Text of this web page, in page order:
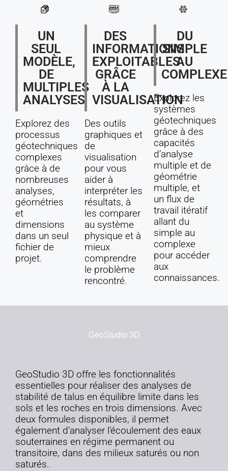
UN
SEUL
MODÈLE,
DE
MULTIPLES
ANALYSES
Explorez des
processus
géotechniques
complexes
grâce à de
nombreuses
analyses,
géométries
et
dimensions
dans un seul
fichier de
projet.
DES
INFORMATIONS
EXPLOITABLES
GRÂCE
À LA
VISUALISATION
Des outils
graphiques et
de
visualisation
pour vous
aider à
interpréter les
résultats, à
les comparer
au système
physique et à
mieux
comprendre
le problème
rencontré.
DU
SIMPLE
AU
COMPLEXE
Explorez les
systèmes
géotechniques
grâce à des
capacités
d’analyse
multiple et de
géométrie
multiple, et
un flux de
travail itératif
allant du
simple au
complexe
pour accéder
aux
connaissances.
GeoStudio 3D
GeoStudio 3D offre les fonctionnalités
essentielles pour réaliser des analyses de
stabilité de talus en équilibre limite dans les
sols et les roches en trois dimensions. Avec
deux formules disponibles, il permet
également d’analyser l’écoulement des eaux
souterraines en régime permanent ou
transitoire, dans des milieux saturés ou non
saturés.